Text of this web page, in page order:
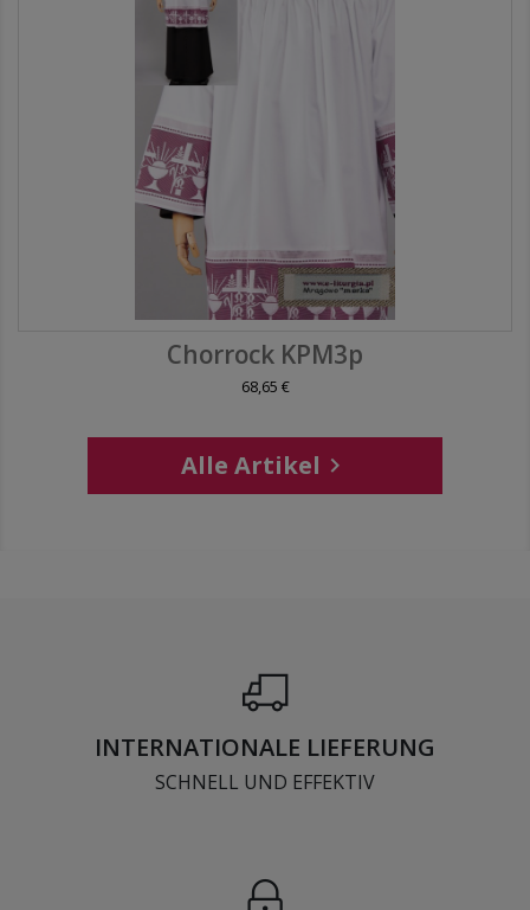
Chorrock KPM3p
68,65 €
Alle Artikel 
INTERNATIONALE LIEFERUNG
SCHNELL UND EFFEKTIV